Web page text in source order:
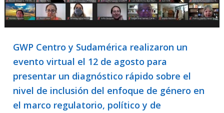
GWP Centro y Sudamérica realizaron un
evento virtual el 12 de agosto para
presentar un diagnóstico rápido sobre el
nivel de inclusión del enfoque de género en
el marco regulatorio, político y de